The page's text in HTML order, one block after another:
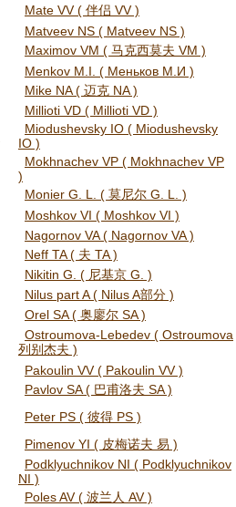
Mate VV ( 伴侣 VV )
Matveev NS ( Matveev NS )
Maximov VM ( 马克西莫夫 VM )
Menkov M.I. ( Меньков М.И )
Mike NA ( 迈克 NA )
Millioti VD ( Millioti VD )
Miodushevsky IO ( Miodushevsky
IO )
Mokhnachev VP ( Mokhnachev VP
)
Monier G. L. ( 莫尼尔 G. L. )
Moshkov VI ( Moshkov VI )
Nagornov VA ( Nagornov VA )
Neff TA ( 夫 TA )
Nikitin G. ( 尼基京 G. )
Nilus part A ( Nilus A部分 )
Orel SA ( 奥廖尔 SA )
Ostroumova-Lebedev ( Ostroumova
列别杰夫 )
Pakoulin VV ( Pakoulin VV )
Pavlov SA ( 巴甫洛夫 SA )
Peter PS ( 彼得 PS )
Pimenov YI ( 皮梅诺夫 易 )
Podklyuchnikov NI ( Podklyuchnikov
NI )
Poles AV ( 波兰人 AV )